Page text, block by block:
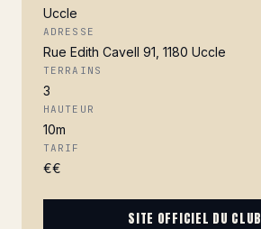
Uccle
ADRESSE
Rue Edith Cavell 91, 1180 Uccle
TERRAINS
3
HAUTEUR
10m
TARIF
€€
SITE OFFICIEL DU CLUB